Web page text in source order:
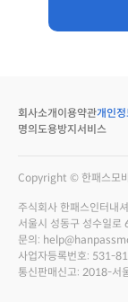
회사소개 이용약관개인
명의도용방지서비스
Copyright © 한패스모
주식회사 한패스인터내
서울시 성동구 성수일로
문의:
사업자등록번호: 531-
통신판매신고: 2018-서